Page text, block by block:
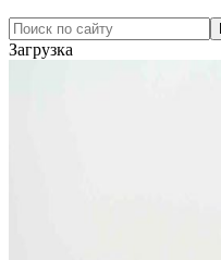
Загрузка